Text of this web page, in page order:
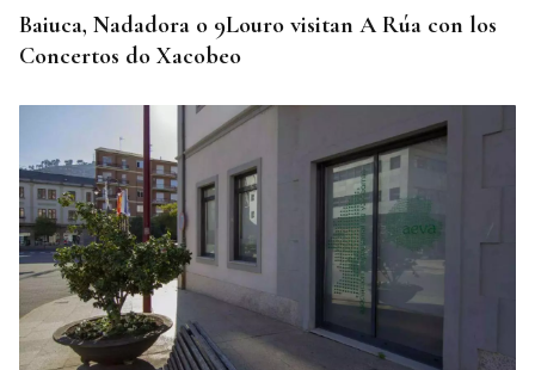
Baiuca, Nadadora o 9Louro visitan A Rúa con los
Concertos do Xacobeo